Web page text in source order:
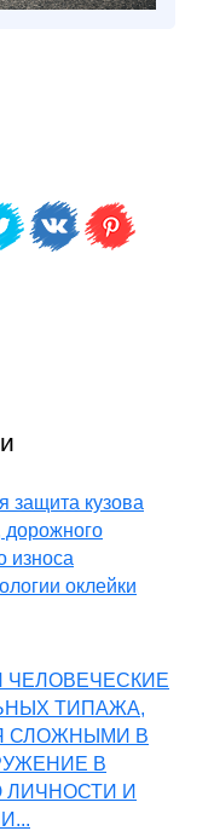
защита кузова
дорожного
износа
оклейки
ЧЕЛОВЕЧЕСКИЕ
ТИПАЖА,
СЛОЖНЫМИ В
В
И